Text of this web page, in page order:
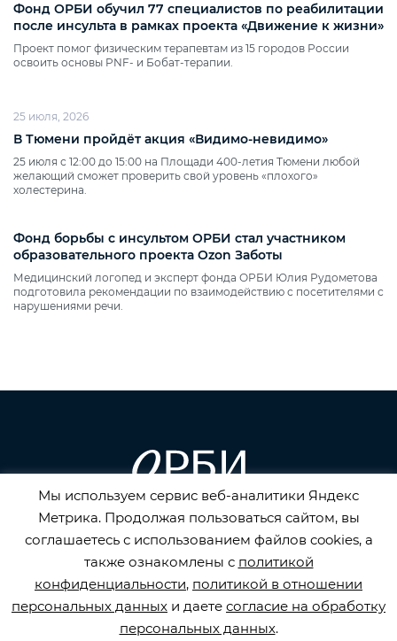
Фонд ОРБИ обучил 77 специалистов по реабилитации
после инсульта в рамках проекта «Движение к жизни»
Проект помог физическим терапевтам из 15 городов России
освоить основы PNF‑ и Бобат‑терапии.
25 июля, 2026
В Тюмени пройдёт акция «Видимо‑невидимо»
25 июля с 12:00 до 15:00 на Площади 400‑летия Тюмени любой
желающий сможет проверить свой уровень «плохого»
холестерина.
Фонд борьбы с инсультом ОРБИ стал участником
образовательного проекта Ozon Заботы
Медицинский логопед и эксперт фонда ОРБИ Юлия Рудометова
подготовила рекомендации по взаимодействию с посетителями с
нарушениями речи.
Горячая линия по инсульту
8 800 707 52 29
info@orbifond.ru
Мы используем сервис веб-аналитики Яндекс
Метрика. Продолжая пользоваться сайтом, вы
соглашаетесь с использованием файлов cookies, а
также ознакомлены с политикой
конфиденциальности, политикой в отношении
персональных данных и даете согласие на обработку
персональных данных.